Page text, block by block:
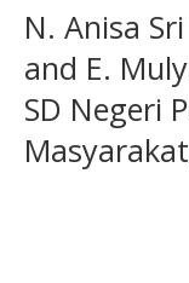
N. Anisa
and E.
SD Negeri